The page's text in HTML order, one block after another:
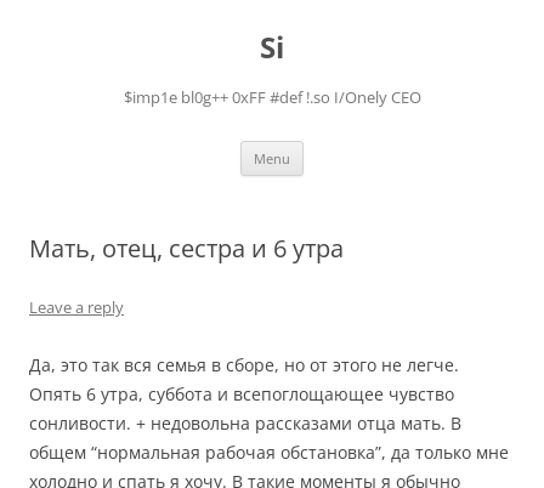
Si
$imp1e bl0g++ 0xFF #def !.so I/Onely CEO
Menu
Мать, отец, сестра и 6 утра
Leave a reply
Да, это так вся семья в сборе, но от этого не легче.
Опять 6 утра, суббота и всепоглощающее чувство
сонливости. + недовольна рассказами отца мать. В
общем “нормальная рабочая обстановка”, да только мне
холодно и спать я хочу. В такие моменты я обычно